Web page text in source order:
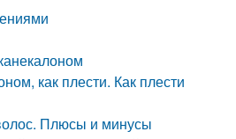
как плести. Как плести
Плюсы и минусы